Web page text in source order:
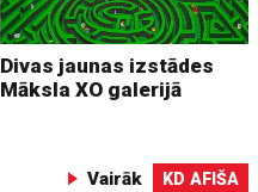
Divas jaunas izstādes
Māksla XO galerijā
Vairāk KD AFIŠA